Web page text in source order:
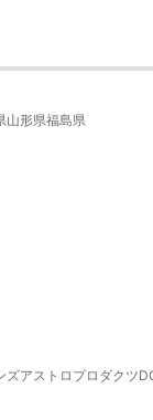
山形県福島県
ズアストロプロダクツ